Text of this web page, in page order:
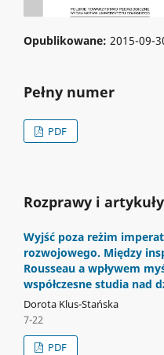
Opublikowane: 2015-09-
Pełny numer
PDF
Rozprawy i artykuły
Wyjść poza reżim
rozwojowego. Między
Rousseau a wpływem
współczesne studia nad
Dorota Klus-Stańska
7-22
PDF